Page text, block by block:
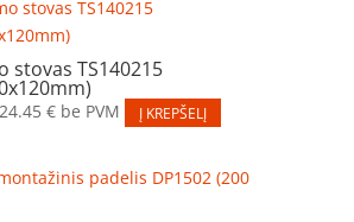
stovas TS140215
€be PVM Į KREPŠELĮ